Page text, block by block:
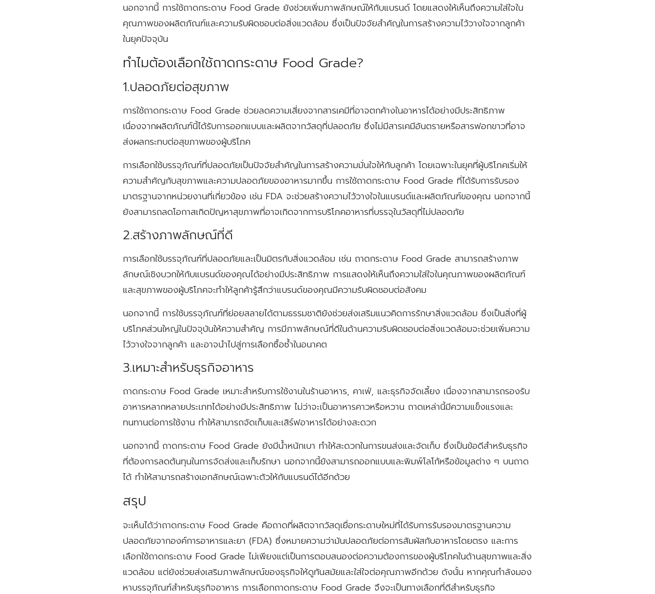
นอกจากนี้ การใช้ถาดกระดาษ Food Grade ยังช่วยเพิ่มภาพลักษณ์ให้กับแบรนด์ โดยแสดงให้เห็นถึงความใส่ใจใน
คุณภาพของผลิตภัณฑ์และความรับผิดชอบต่อสิ่งแวดล้อม ซึ่งเป็นปัจจัยสำคัญในการสร้างความไว้วางใจจากลูกค้า
ในยุคปัจจุบัน
ทำไมต้องเลือกใช้ถาดกระดาษ Food Grade?
1.ปลอดภัยต่อสุขภาพ
การใช้ถาดกระดาษ Food Grade ช่วยลดความเสี่ยงจากสารเคมีที่อาจตกค้างในอาหารได้อย่างมีประสิทธิภาพ
เนื่องจากผลิตภัณฑ์นี้ได้รับการออกแบบและผลิตจากวัสดุที่ปลอดภัย ซึ่งไม่มีสารเคมีอันตรายหรือสารฟอกขาวที่อาจ
ส่งผลกระทบต่อสุขภาพของผู้บริโภค
การเลือกใช้บรรจุภัณฑ์ที่ปลอดภัยเป็นปัจจัยสำคัญในการสร้างความมั่นใจให้กับลูกค้า โดยเฉพาะในยุคที่ผู้บริโภคเริ่มให้
ความสำคัญกับสุขภาพและความปลอดภัยของอาหารมากขึ้น การใช้ถาดกระดาษ Food Grade ที่ได้รับการรับรอง
มาตรฐานจากหน่วยงานที่เกี่ยวข้อง เช่น FDA จะช่วยสร้างความไว้วางใจในแบรนด์และผลิตภัณฑ์ของคุณ นอกจากนี้
ยังสามารถลดโอกาสเกิดปัญหาสุขภาพที่อาจเกิดจากการบริโภคอาหารที่บรรจุในวัสดุที่ไม่ปลอดภัย
2.สร้างภาพลักษณ์ที่ดี
การเลือกใช้บรรจุภัณฑ์ที่ปลอดภัยและเป็นมิตรกับสิ่งแวดล้อม เช่น ถาดกระดาษ Food Grade สามารถสร้างภาพ
ลักษณ์เชิงบวกให้กับแบรนด์ของคุณได้อย่างมีประสิทธิภาพ การแสดงให้เห็นถึงความใส่ใจในคุณภาพของผลิตภัณฑ์
และสุขภาพของผู้บริโภคจะทำให้ลูกค้ารู้สึกว่าแบรนด์ของคุณมีความรับผิดชอบต่อสังคม
นอกจากนี้ การใช้บรรจุภัณฑ์ที่ย่อยสลายได้ตามธรรมชาติยังช่วยส่งเสริมแนวคิดการรักษาสิ่งแวดล้อม ซึ่งเป็นสิ่งที่ผู้
บริโภคส่วนใหญ่ในปัจจุบันให้ความสำคัญ การมีภาพลักษณ์ที่ดีในด้านความรับผิดชอบต่อสิ่งแวดล้อมจะช่วยเพิ่มความ
ไว้วางใจจากลูกค้า และอาจนำไปสู่การเลือกซื้อซ้ำในอนาคต
3.เหมาะสำหรับธุรกิจอาหาร
ถาดกระดาษ Food Grade เหมาะสำหรับการใช้งานในร้านอาหาร, คาเฟ่, และธุรกิจจัดเลี้ยง เนื่องจากสามารถรองรับ
อาหารหลากหลายประเภทได้อย่างมีประสิทธิภาพ ไม่ว่าจะเป็นอาหารคาวหรือหวาน ถาดเหล่านี้มีความแข็งแรงและ
ทนทานต่อการใช้งาน ทำให้สามารถจัดเก็บและเสิร์ฟอาหารได้อย่างสะดวก
นอกจากนี้ ถาดกระดาษ Food Grade ยังมีน้ำหนักเบา ทำให้สะดวกในการขนส่งและจัดเก็บ ซึ่งเป็นข้อดีสำหรับธุรกิจ
ที่ต้องการลดต้นทุนในการจัดส่งและเก็บรักษา นอกจากนี้ยังสามารถออกแบบและพิมพ์โลโก้หรือข้อมูลต่าง ๆ บนถาด
ได้ ทำให้สามารถสร้างเอกลักษณ์เฉพาะตัวให้กับแบรนด์ได้อีกด้วย
สรุป
จะเห็นได้ว่าถาดกระดาษ Food Grade คือถาดที่ผลิตจากวัสดุเยื่อกระดาษใหม่ที่ได้รับการรับรองมาตรฐานความ
ปลอดภัยจากองค์การอาหารและยา (FDA) ซึ่งหมายความว่ามันปลอดภัยต่อการสัมผัสกับอาหารโดยตรง และการ
เลือกใช้ถาดกระดาษ Food Grade ไม่เพียงแต่เป็นการตอบสนองต่อความต้องการของผู้บริโภคในด้านสุขภาพและสิ่ง
แวดล้อม แต่ยังช่วยส่งเสริมภาพลักษณ์ของธุรกิจให้ดูทันสมัยและใส่ใจต่อคุณภาพอีกด้วย ดังนั้น หากคุณกำลังมอง
หาบรรจุภัณฑ์สำหรับธุรกิจอาหาร การเลือกถาดกระดาษ Food Grade จึงจะเป็นทางเลือกที่ดีสำหรับธุรกิจ